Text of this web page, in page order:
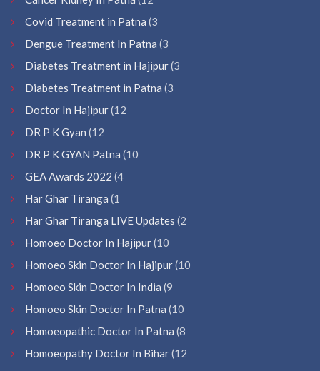
Covid Treatment in Patna (3
Dengue Treatment In Patna (3
Diabetes Treatment in Hajipur(3
Diabetes Treatment in Patna (3
Doctor In Hajipur(12
DR P K Gyan (12
DR P K GYAN Patna (10
GEA Awards 2022 (4
Har Ghar Tiranga (1
Har Ghar Tiranga LIVE Updates (2
Homoeo Doctor In Hajipur(10
Homoeo Skin Doctor In Hajipur(10
Homoeo Skin Doctor In India (9
Homoeo Skin Doctor In Patna (10
Homoeopathic Doctor In Patna (8
Homoeopathy Doctor In Bihar(12